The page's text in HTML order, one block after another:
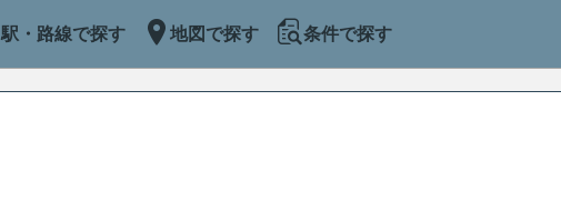
駅・路線で探す 地図で探す 条件で探す